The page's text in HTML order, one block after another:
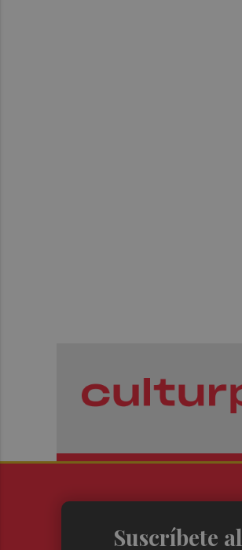
Suscríbete